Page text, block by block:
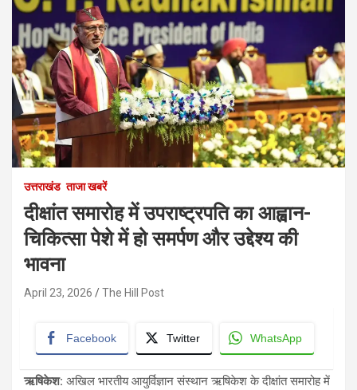
उत्तराखंड ताजा खबरें
दीक्षांत समारोह में उपराष्ट्रपति का आह्वान-
चिकित्सा पेशे में हो समर्पण और उद्देश्य की
भावना
April 23, 2026 The Hill Post
Facebook Twitter WhatsApp
ऋषिकेश: अखिल भारतीय आयुर्विज्ञान संस्थान ऋषिकेश के दीक्षांत समारोह में